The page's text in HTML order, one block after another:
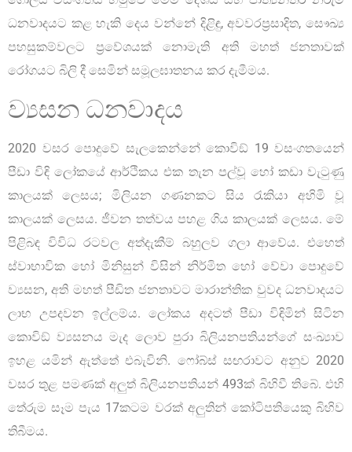
ධනවාදයට කළ හැකි දෙය වන්නේ දිළිඳු, අවවරප්‍රසාදිත, සෞඛ්‍ය
පහසුකම්වලට ප්‍රවේශයක් නොමැති අති මහත් ජනතාවක්
රෝගයට බිලි දී සෙමින් සමූලඝාතනය කර දැමීමය.
ව්‍යසන ධනවාදය
2020 වසර පොදුවේ සැලකෙන්නේ කොවිඞ් 19 වසංගතයෙන්
පීඩා විඳි ලෝකයේ ආර්ථිකය එක තැන පල්වූ හෝ කඩා වැටුණු
කාලයක් ලෙසය; මිලියන ගණනකට සිය රැකියා අහිමි වූ
කාලයක් ලෙසය. ජීවන තත්වය පහළ ගිය කාලයක් ලෙසය. මේ
පිළිබඳ විවිධ රටවල අත්දැකීම් බහුලව ගලා ආවේය. එහෙත්
ස්වාභාවික හෝ මිනිසුන් විසින් නිර්මිත හෝ වේවා පොදුවේ
ව්‍යසන, අති මහත් පීඩිත ජනතාවට මාරාන්තික වුවද ධනවාදයට
ලාභ උපදවන ඉල්ලම්ය. ලෝකය අදටත් පීඩා විඳිමින් සිටින
කොවිඞ් ව්‍යසනය මැද ලොව පුරා බිලියනපතියන්ගේ සංඛ්‍යාව
ඉහළ යමින් ඇත්තේ එබැවිනි. ෆෝබ්ස් සඟරාවට අනුව 2020
වසර තුළ පමණක් අලුත් බිලියනපතියන් 493ක් බිහිවී තිබේ. එහි
තේරුම සෑම පැය 17කටම වරක් අලුතින් කෝටිපතියෙකු බිහිව
තිබීමය.